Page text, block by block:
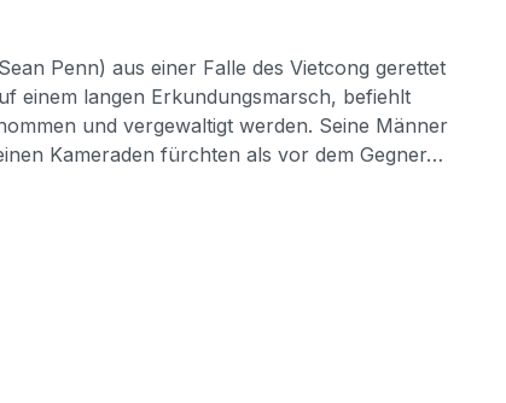
Penn) aus einer Falle des Vietcong gerettet
einem langen Erkundungsmarsch, befiehlt
und vergewaltigt werden. Seine Männer
Kameraden fürchten als vor dem Gegner…